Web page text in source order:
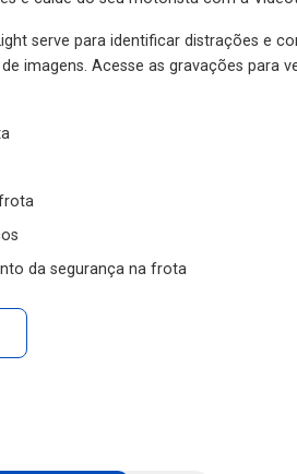
serve para identificar distrações e
imagens. Acesse as gravações para
da segurança na frota